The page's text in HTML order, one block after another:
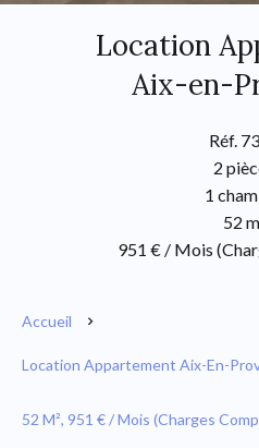
Location
Aix-en-
Réf.
2
1
52
951 € / Mois
Accueil
Location Appartement Aix-En-
52 M², 951 € / Mois (Charges